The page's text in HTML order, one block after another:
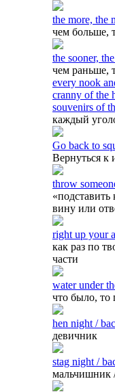
the more, the
чем больше,
the sooner,
чем раньше,
every nook
cranny of the
souvenirs of
каждый
Go back to
Вернуться к
throw
вину или
right up your
как раз по
части
water under
что было, то
hen night /
девичник
stag night /
мальчишник